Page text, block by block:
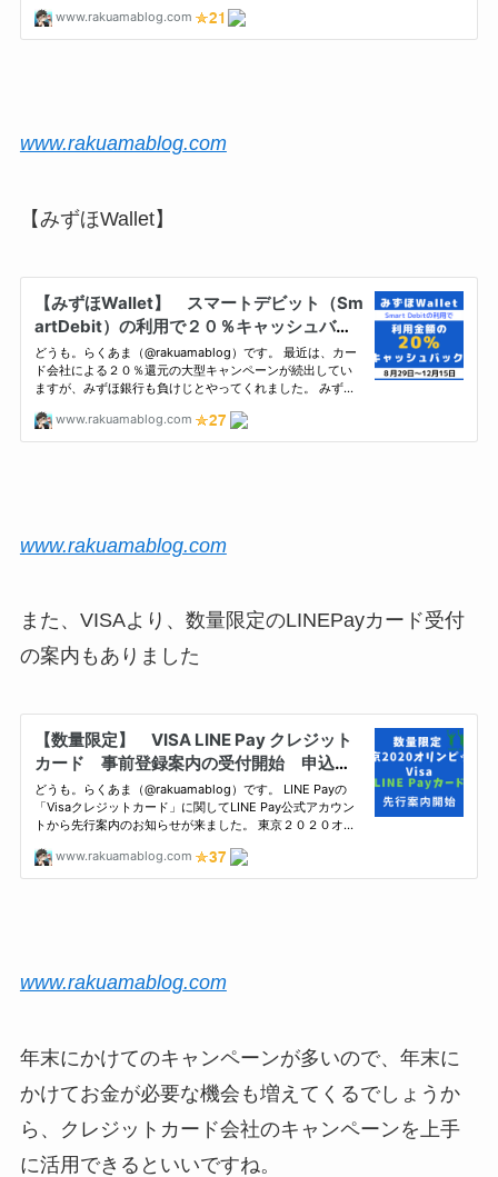
www.rakuamablog.com
【みずほWallet】
www.rakuamablog.com
また、VISAより、数量限定のLINEPayカード受付
の案内もありました
www.rakuamablog.com
年末にかけてのキャンペーンが多いので、年末に
かけてお金が必要な機会も増えてくるでしょうか
ら、クレジットカード会社のキャンペーンを上手
に活用できるといいですね。